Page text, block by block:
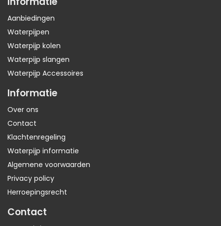
Aanbiedingen
Waterpijpen
Waterpijp kolen
Waterpijp slangen
Waterpijp Accessoires
Informatie
Over ons
Contact
Klachtenregeling
Waterpijp informatie
Algemene voorwaarden
Privacy policy
Herroepingsrecht
Contact